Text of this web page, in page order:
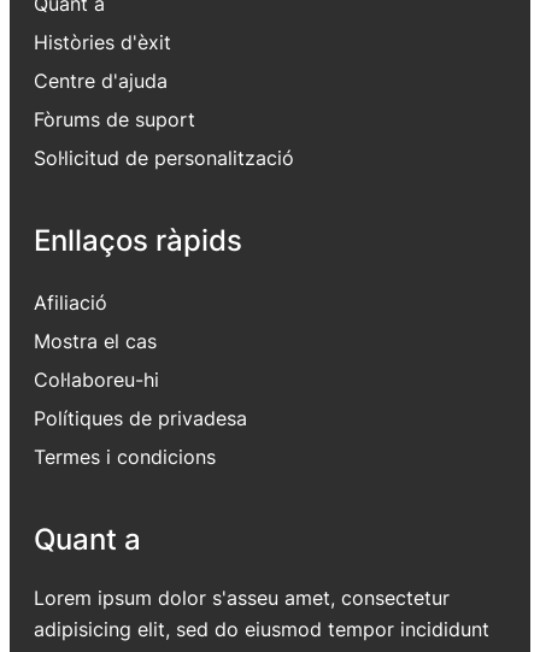
Històries d'èxit
Centre d'ajuda
Fòrums de suport
Sol·licitud de personalització
Enllaços ràpids
Afiliació
Mostra el cas
Col·laboreu-hi
Polítiques de privadesa
Termes i condicions
Quant a
Lorem ipsum dolor s'asseu amet, consectetur
adipisicing elit, sed do eiusmod tempor incididunt